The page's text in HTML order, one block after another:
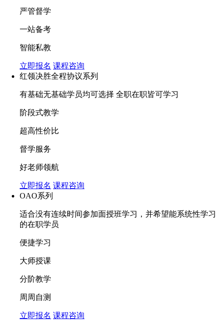
严管督学
一站备考
智能私教
立即报名 课程咨询
红领决胜全程协议系列
有基础无基础学员均可选择 全职在职皆可学习
阶段式教学
超高性价比
督学服务
好老师领航
立即报名 课程咨询
OAO系列
适合没有连续时间参加面授班学习，并希望能系统性学习
的在职学员
便捷学习
大师授课
分阶教学
周周自测
立即报名 课程咨询